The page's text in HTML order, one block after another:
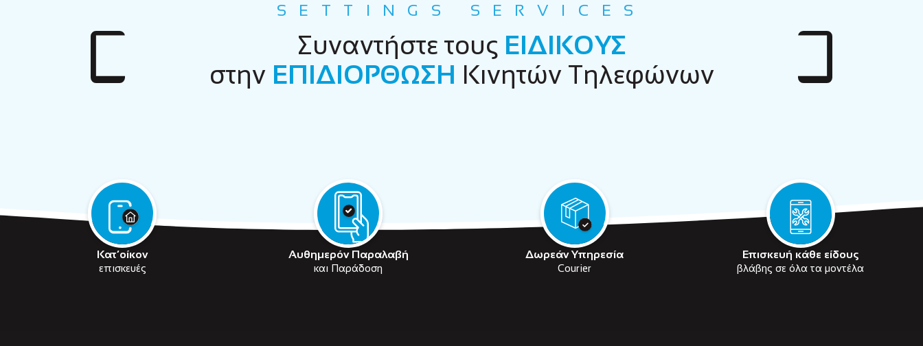
SETTINGS SERVICES
Συναντήστε τους ΕΙΔΙΚΟΥΣ
στην ΕΠΙΔΙΟΡΘΩΣΗ Κινητών Τηλεφώνων
Κατ’οίκον
επισκευές
Αυθημερόν Παραλαβή
και Παράδοση
Δωρεάν Υπηρεσία
Courier
Επισκευή κάθε είδους
βλάβης σε όλα τα μοντέλα